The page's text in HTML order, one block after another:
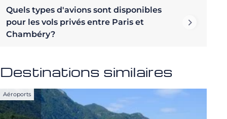
Quels types d'avions sont disponibles
pour les vols privés entre Paris et
Chambéry?
Destinations similaires
Aéroports